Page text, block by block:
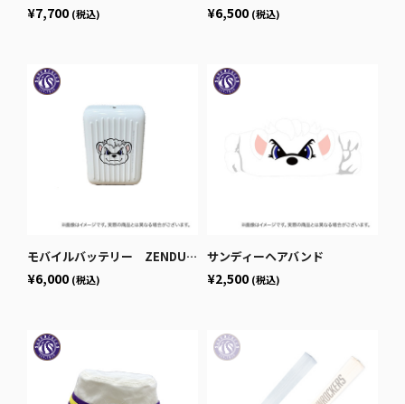
¥7,700 (税込) ¥6,500 (税込)
モバイルバッテリー ZENDURE SuperMini
¥6,000 (税込)
サンディーヘアバンド
¥2,500 (税込)